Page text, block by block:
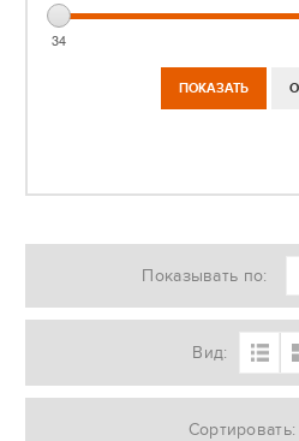
34
Показывать по:
Вид:
Сортировать: